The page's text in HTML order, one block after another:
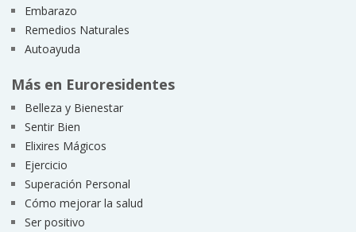
Embarazo
Remedios Naturales
Autoayuda
Más en Euroresidentes
Belleza y Bienestar
Sentir Bien
Elixires Mágicos
Ejercicio
Superación Personal
Cómo mejorar la salud
Ser positivo